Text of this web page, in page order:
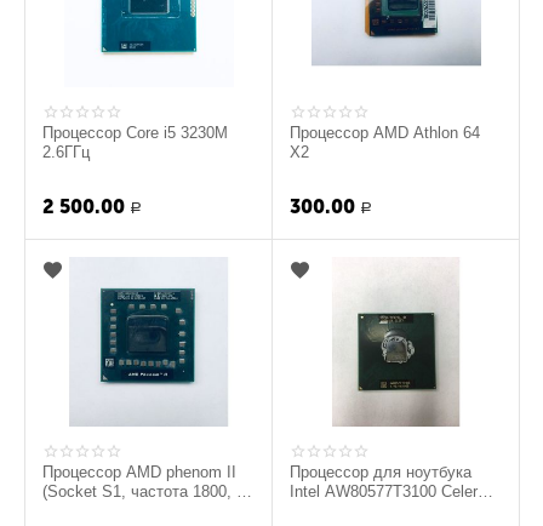
Процессор Core i5 3230M
2.6ГГц
2 500.00 Р
Процессор AMD Athlon 64
X2
300.00 Р
Процессор AMD phenom II
(Socket S1, частота 1800, 3
Процессор для ноутбука
Intel AW80577T3100 Celeron